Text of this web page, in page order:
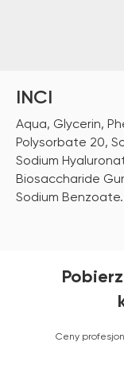
INCI
Aqua, Glycerin,
Polysorbate 20,
Sodium
Biosaccharide
Sodium Benzoate.
Ceny